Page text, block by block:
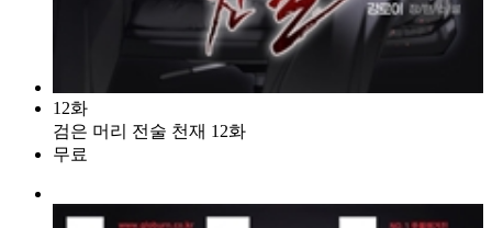
12화
검은 머리 전술 천재 12화
무료